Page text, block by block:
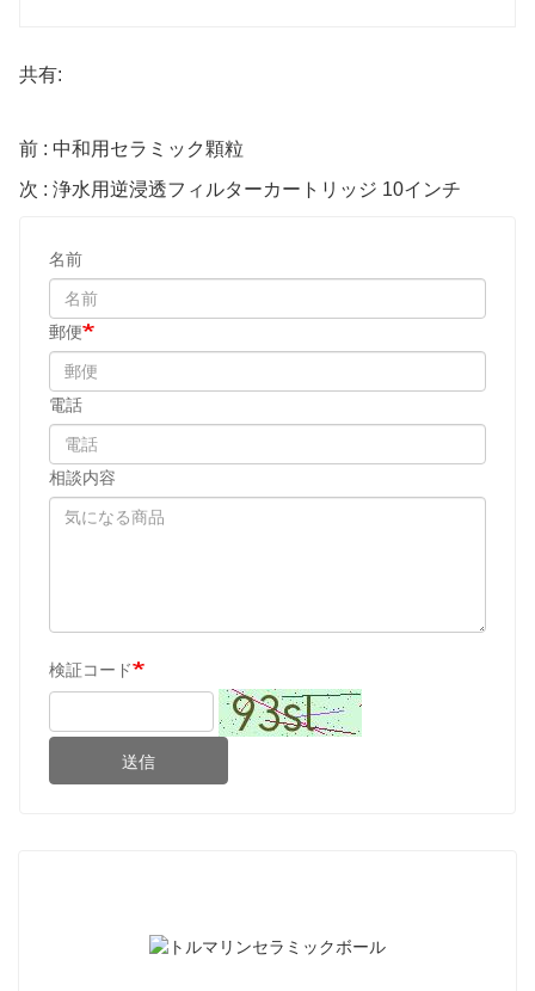
共有:
前 : 中和用セラミック顆粒
次 : 浄水用逆浸透フィルターカートリッジ 10インチ
名前
郵便
電話
相談内容
検証コード
送信